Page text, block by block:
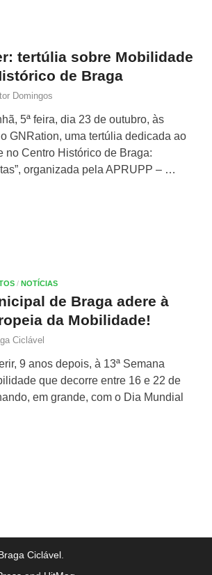
tertúlia sobre Mobilidade
de Braga
Domingos
5ª feira, dia 23 de outubro, às
GNRation, uma tertúlia dedicada ao
no Centro Histórico de Braga:
organizada pela APRUPP – …
/ NOTÍCIAS
de Braga adere à
da Mobilidade!
Ciclável
9 anos depois, à 13ª Semana
que decorre entre 16 e 22 de
em grande, com o Dia Mundial
Ciclável